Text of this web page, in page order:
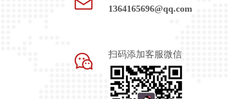
1364165696@qq.com
扫码添加客服微信